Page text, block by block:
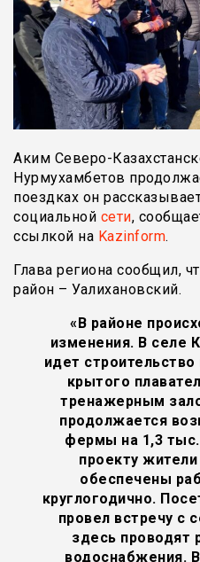
Аким Северо-
Нурмухамбетов
поездках он
социальной сети,
ссылкой на Kazinform.
Глава региона сообщил,
район – Уалихановский.
«В районе
изменения. В селе
идет
крытого
тренажерным
продолжается
фермы на 1,3 тыс.
проекту
обеспечены
круглогодично.
провел встречу с
здесь проводят
водоснабжения.